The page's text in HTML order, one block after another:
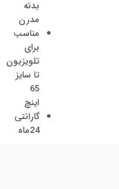
بدنه
مدرن
مناسب
برای
تلویزیون
تا سایز
65
اینچ
گارانتی
24ماه